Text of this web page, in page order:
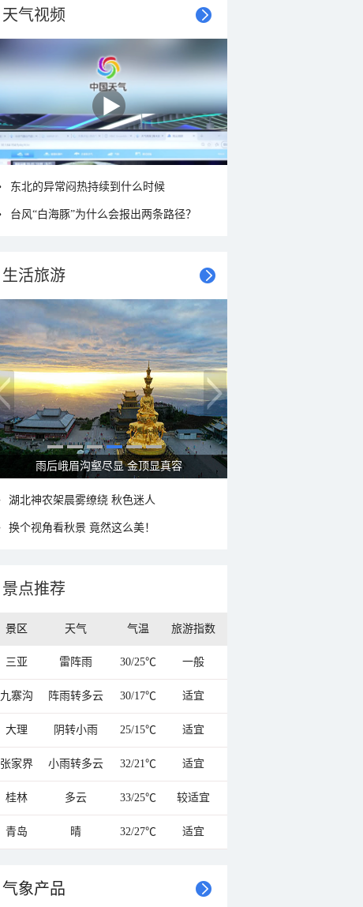
天气视频
东北的异常闷热持续到什么时候
台风“白海豚”为什么会报出两条路径？
生活旅游
秋意浓 蓝天映衬下的哈尔滨伏尔加庄园
湖北神农架晨雾缭绕 秋色迷人
换个视角看秋景 竟然这么美！
景点推荐
景区 天气 气温 旅游指数
三亚 雷阵雨 30/25℃ 一般
九寨沟 阵雨转多云 30/17℃ 适宜
大理 阴转小雨 25/15℃ 适宜
张家界 小雨转多云 32/21℃ 适宜
桂林 多云 33/25℃ 较适宜
青岛 晴 32/27℃ 适宜
气象产品